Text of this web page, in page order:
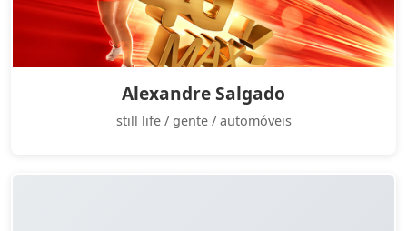
Alexandre Salgado
still life / gente / automóveis